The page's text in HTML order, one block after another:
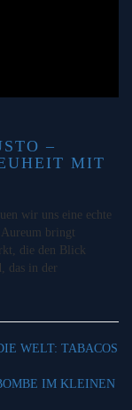
–
MIT
wir uns eine echte
bringt
die den Blick
das in der
WELT: TABACOS
IM KLEINEN